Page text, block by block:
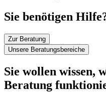
Sie benötigen
Zur Beratung
Unsere Beratungsbereiche
Sie wollen wissen,
Beratung